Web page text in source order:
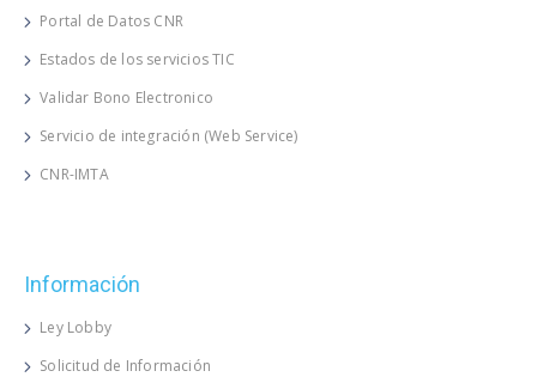
Portal de Datos CNR
Estados de los servicios TIC
Validar Bono Electronico
Servicio de integración (Web Service)
CNR-IMTA
Información
Ley Lobby
Solicitud de Información